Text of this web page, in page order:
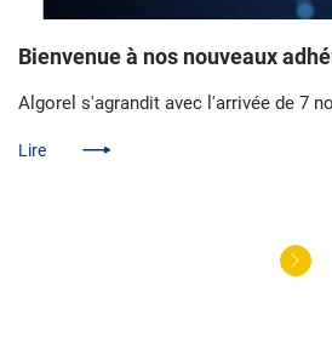
Bienvenue à nos nouveaux
Algorel s'agrandit avec l'arrivée de 7
Lire